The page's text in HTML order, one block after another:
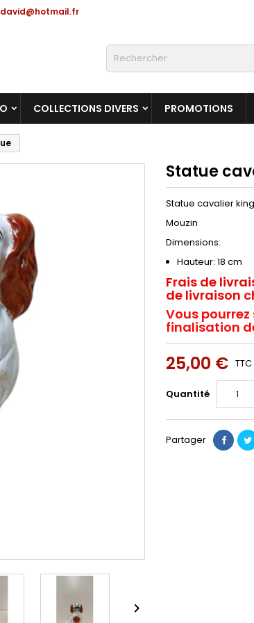
COLLECTIONS DIVERS PROMOTIONS

Statue
Statue cavalier
Mouzin
Dimensions:
Hauteur: 18 cm
Frais de
de livraison
Vous
finalisation
25,00 € TTC
Quantité
Partager